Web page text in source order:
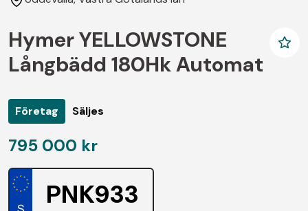
Hymer YELLOWSTONE
Långbädd 180Hk Automat
Företag Säljes
795 000 kr
PNK933